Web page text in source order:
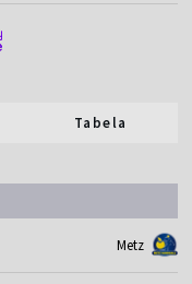
Tabela
Metz